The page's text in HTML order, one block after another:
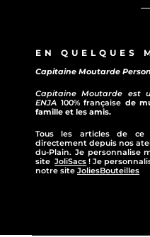
EN QUELQUES
Capitaine Moutarde
Capitaine Moutarde est
ENJA 100% française de
famille et les amis.
Tous les articles de
directement depuis nos
du-Plain. Je personnalise
siteJoliSacs ! Je
notre site JoliesBouteilles